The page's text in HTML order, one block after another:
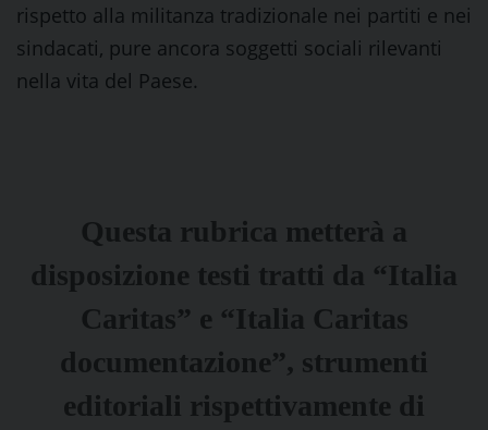
rispetto alla militanza tradizionale nei partiti e nei
sindacati, pure ancora soggetti sociali rilevanti
nella vita del Paese.
Questa rubrica metterà a
disposizione testi tratti da “Italia
Caritas” e “Italia Caritas
documentazione”, strumenti
editoriali rispettivamente di